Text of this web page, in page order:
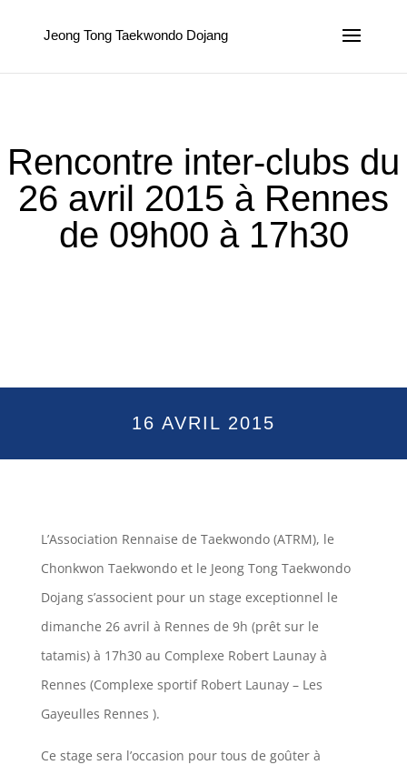
Jeong Tong Taekwondo Dojang
Rencontre inter-clubs du
26 avril 2015 à Rennes
de 09h00 à 17h30
16 AVRIL 2015
L’Association Rennaise de Taekwondo (ATRM), le
Chonkwon Taekwondo et le Jeong Tong Taekwondo
Dojang s’associent pour un stage exceptionnel le
dimanche 26 avril à Rennes de 9h (prêt sur le
tatamis) à 17h30 au Complexe Robert Launay à
Rennes (Complexe sportif Robert Launay – Les
Gayeulles Rennes ).
Ce stage sera l’occasion pour tous de goûter à